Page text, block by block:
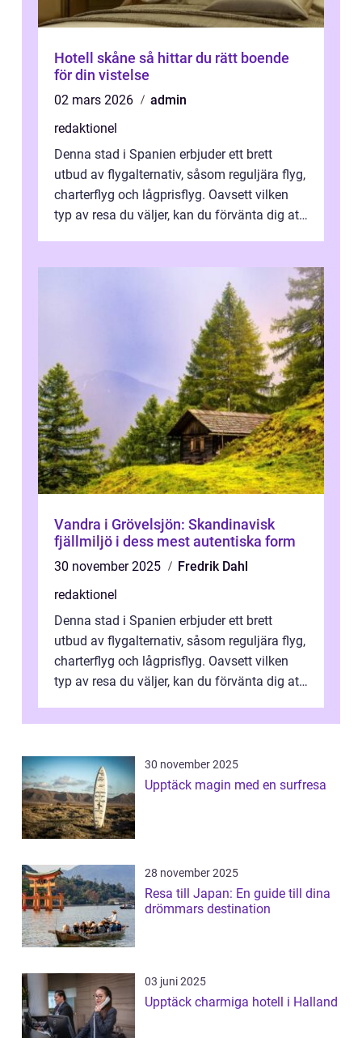
Hotell skåne så hittar du rätt boende
för din vistelse
02 mars 2026
admin
redaktionel
Denna stad i Spanien erbjuder ett brett
utbud av flygalternativ, såsom reguljära flyg,
charterflyg och lågprisflyg. Oavsett vilken
typ av resa du väljer, kan du förvänta dig att
Vandra i Grövelsjön: Skandinavisk
fjällmiljö i dess mest autentiska form
30 november 2025
Fredrik Dahl
redaktionel
Denna stad i Spanien erbjuder ett brett
utbud av flygalternativ, såsom reguljära flyg,
charterflyg och lågprisflyg. Oavsett vilken
typ av resa du väljer, kan du förvänta dig att
30 november 2025
Upptäck magin med en surfresa
28 november 2025
Resa till Japan: En guide till dina
drömmars destination
03 juni 2025
Upptäck charmiga hotell i Halland